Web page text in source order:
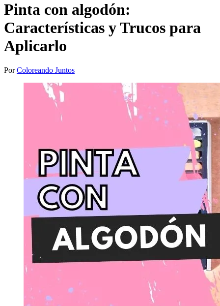
Pinta con algodón:
Características y Trucos para
Aplicarlo
PorColoreando Juntos